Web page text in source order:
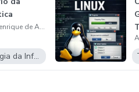
Alcides Henrique de Albuquerque
Tecnologia da Informação